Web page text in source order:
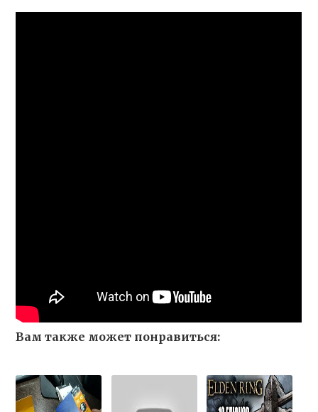
Вам также может понравиться: